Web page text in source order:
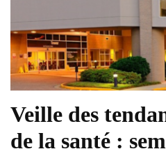
Veille des
de la santé :